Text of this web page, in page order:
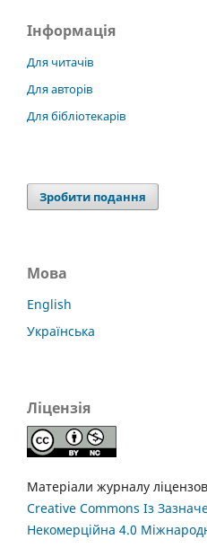
Інформація
Для читачів
Для авторів
Для бібліотекарів
Зробити подання
Мова
English
Українська
Ліцензія
Матеріали журналу
Creative Commons Із
Некомерційна 4.0